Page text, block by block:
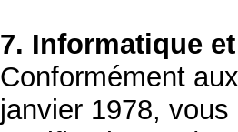
7. Informatique
Conformément
janvier 1978,